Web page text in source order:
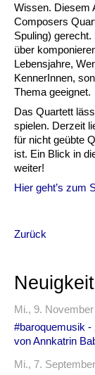
Wissen. Diesem
Composers
Spuling)
über
Lebensjahre,
KennerInnen,
Thema geeignet.
Das Quartett
spielen. Derzeit
für nicht geübte
ist. Ein Blick in
weiter!
Hier geht’s zum
Zurück
Mi., 9.
#baroquemusik -
von Annkatrin
Mi., 7.